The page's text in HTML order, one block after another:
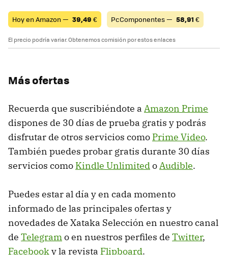
Hoy en Amazon — 39,49 € PcComponentes — 58,91 €
El precio podría variar. Obtenemos comisión por estos enlaces
Más ofertas
Recuerda que suscribiéndote a Amazon Prime
dispones de 30 días de prueba gratis y podrás
disfrutar de otros servicios como Prime Video.
También puedes probar gratis durante 30 días
servicios como Kindle UnlimitedoAudible.
Puedes estar al día y en cada momento
informado de las principales ofertas y
novedades de Xataka Selección en nuestro canal
de Telegramo en nuestros perfiles de Twitter,
Facebooky la revista Flipboard.